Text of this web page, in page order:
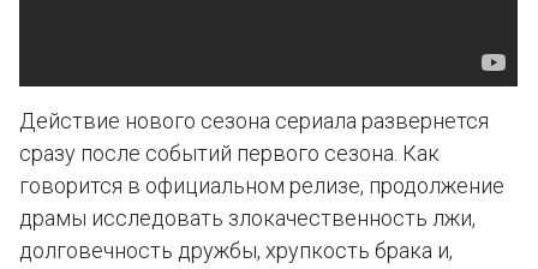
Действие нового сезона сериала развернется
сразу после событий первого сезона. Как
говорится в официальном релизе, продолжение
драмы исследовать злокачественность лжи,
долговечность дружбы, хрупкость брака и,